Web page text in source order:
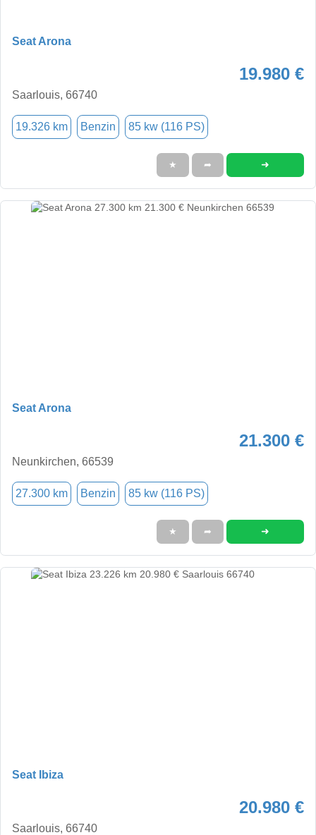
Seat Arona
19.980 €
Saarlouis, 66740
19.326 km Benzin 85 kw (116 PS)
★ ➦ ➜
Seat Arona
21.300 €
Neunkirchen, 66539
27.300 km Benzin 85 kw (116 PS)
★ ➦ ➜
Seat Ibiza
20.980 €
Saarlouis, 66740